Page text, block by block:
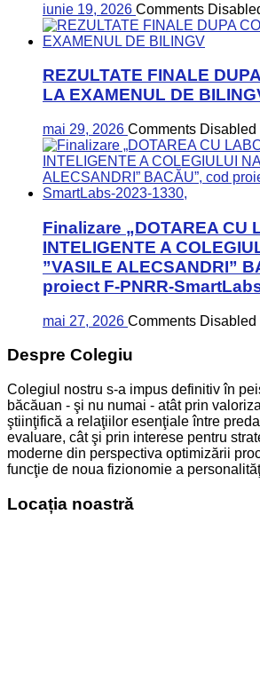
iunie 19, 2026 Comments
REZULTATE FINALE
LA EXAMENUL DE
mai 29, 2026 Comments Disabled
Finalizare „DOTAREA CU
INTELIGENTE A
”VASILE ALECSANDRI”
proiect F-PNRR-
mai 27, 2026 Comments Disabled
Despre Colegiu
Colegiul nostru s-a impus definitiv în
băcăuan - şi nu numai - atât prin
ştiinţifică a relaţiilor esenţiale între
evaluare, cât şi prin interese pentru
moderne din perspectiva optimizării
funcţie de noua fizionomie a
Locația noastră